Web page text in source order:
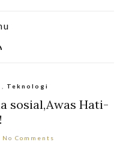
Teknologi
sosial,Awas Hati-
No Comments